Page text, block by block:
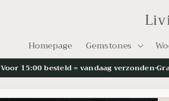
Homepage Gemstones
Voor 15:00 besteld = vandaag verzonden•